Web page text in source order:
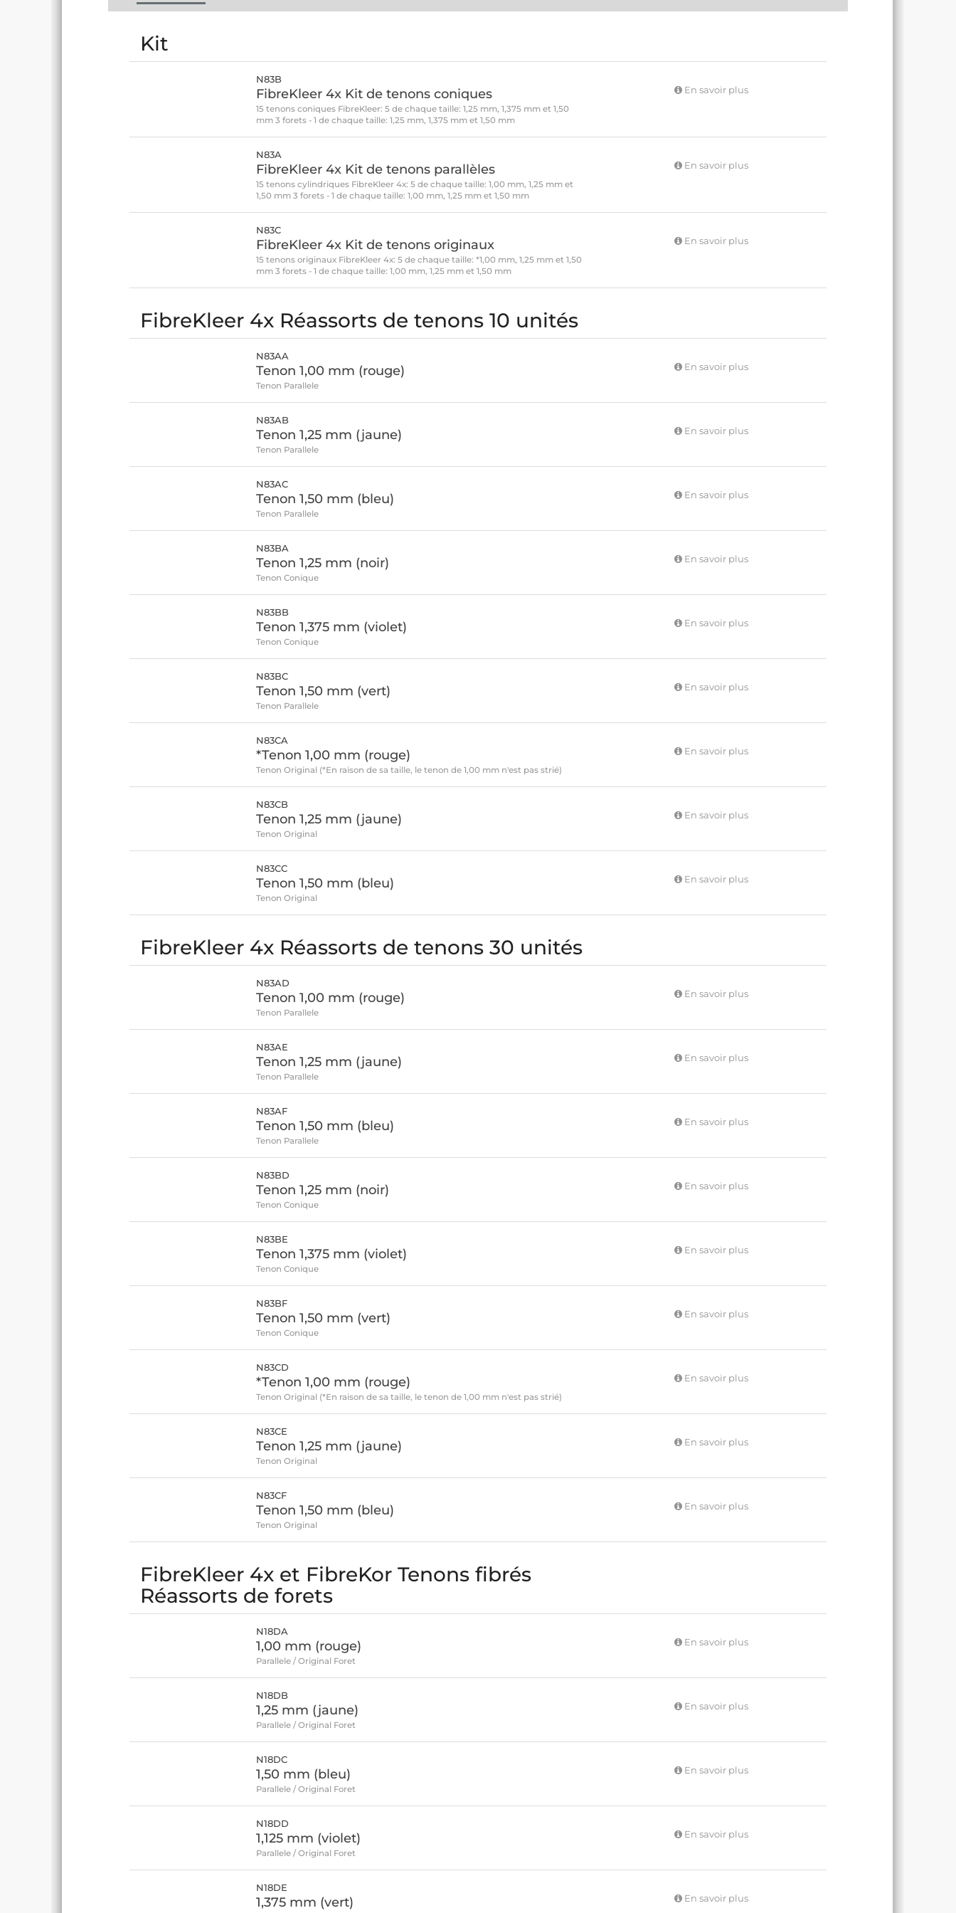
Kit
N83B
FibreKleer 4x Kit de tenons coniques
15 tenons coniques FibreKleer: 5 de chaque taille: 1,25 mm, 1,375 mm et 1,50
mm 3 forets - 1 de chaque taille: 1,25 mm, 1,375 mm et 1,50 mm
En savoir plus
N83A
FibreKleer 4x Kit de tenons parallèles
15 tenons cylindriques FibreKleer 4x: 5 de chaque taille: 1,00 mm, 1,25 mm et
1,50 mm 3 forets - 1 de chaque taille: 1,00 mm, 1,25 mm et 1,50 mm
En savoir plus
N83C
FibreKleer 4x Kit de tenons originaux
15 tenons originaux FibreKleer 4x: 5 de chaque taille: *1,00 mm, 1,25 mm et 1,50
mm 3 forets - 1 de chaque taille: 1,00 mm, 1,25 mm et 1,50 mm
En savoir plus
FibreKleer 4x Réassorts de tenons 10 unités
N83AA
Tenon 1,00 mm (rouge)
Tenon Parallele
En savoir plus
N83AB
Tenon 1,25 mm (jaune)
Tenon Parallele
En savoir plus
N83AC
Tenon 1,50 mm (bleu)
Tenon Parallele
En savoir plus
N83BA
Tenon 1,25 mm (noir)
Tenon Conique
En savoir plus
N83BB
Tenon 1,375 mm (violet)
Tenon Conique
En savoir plus
N83BC
Tenon 1,50 mm (vert)
Tenon Parallele
En savoir plus
N83CA
*Tenon 1,00 mm (rouge)
Tenon Original (*En raison de sa taille, le tenon de 1,00 mm n'est pas strié)
En savoir plus
N83CB
Tenon 1,25 mm (jaune)
Tenon Original
En savoir plus
N83CC
Tenon 1,50 mm (bleu)
Tenon Original
En savoir plus
FibreKleer 4x Réassorts de tenons 30 unités
N83AD
Tenon 1,00 mm (rouge)
Tenon Parallele
En savoir plus
N83AE
Tenon 1,25 mm (jaune)
Tenon Parallele
En savoir plus
N83AF
Tenon 1,50 mm (bleu)
Tenon Parallele
En savoir plus
N83BD
Tenon 1,25 mm (noir)
Tenon Conique
En savoir plus
N83BE
Tenon 1,375 mm (violet)
Tenon Conique
En savoir plus
N83BF
Tenon 1,50 mm (vert)
Tenon Conique
En savoir plus
N83CD
*Tenon 1,00 mm (rouge)
Tenon Original (*En raison de sa taille, le tenon de 1,00 mm n'est pas strié)
En savoir plus
N83CE
Tenon 1,25 mm (jaune)
Tenon Original
En savoir plus
N83CF
Tenon 1,50 mm (bleu)
Tenon Original
En savoir plus
FibreKleer 4x et FibreKor Tenons fibrés
Réassorts de forets
N18DA
1,00 mm (rouge)
Parallele / Original Foret
En savoir plus
N18DB
1,25 mm (jaune)
Parallele / Original Foret
En savoir plus
N18DC
1,50 mm (bleu)
Parallele / Original Foret
En savoir plus
N18DD
1,125 mm (violet)
Parallele / Original Foret
En savoir plus
N18DE
1,375 mm (vert) En savoir plus